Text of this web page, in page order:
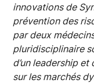
innovations de
prévention des
par deux
pluridisciplinaire
d’un leadership
sur les marchés